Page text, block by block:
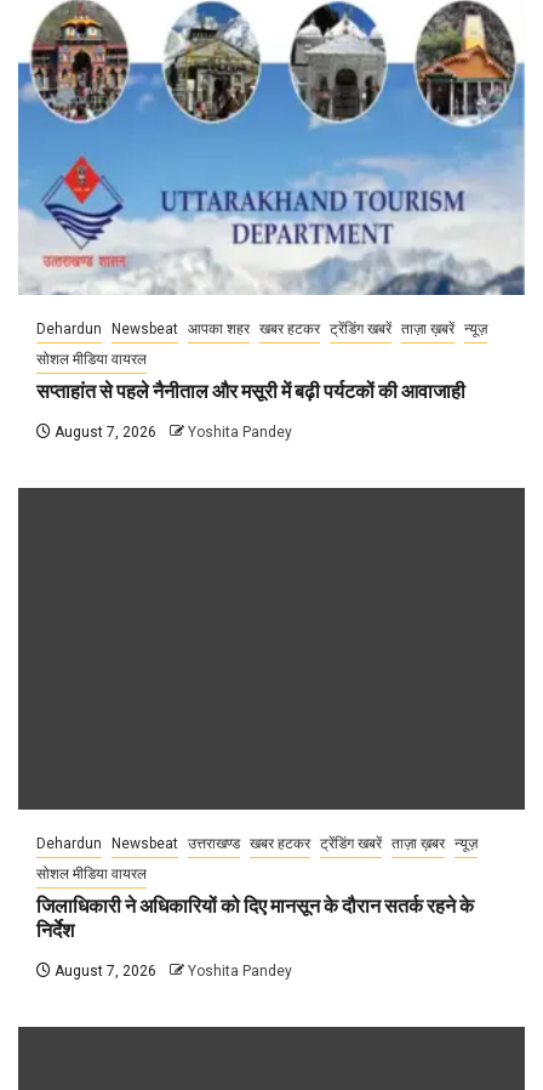
Dehardun Newsbeat आपका शहर खबर हटकर ट्रेंडिंग खबरें ताज़ा ख़बरें न्यूज़
सोशल मीडिया वायरल
सप्ताहांत से पहले नैनीताल और मसूरी में बढ़ी पर्यटकों की आवाजाही
August 7, 2026 Yoshita Pandey
Dehardun Newsbeat उत्तराखण्ड खबर हटकर ट्रेंडिंग खबरें ताज़ा ख़बर न्यूज़
सोशल मीडिया वायरल
जिलाधिकारी ने अधिकारियों को दिए मानसून के दौरान सतर्क रहने के
निर्देश
August 7, 2026 Yoshita Pandey